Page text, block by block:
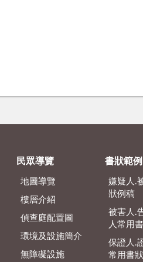
民眾導覽
地圖導覽
樓層介紹
偵查庭配置圖
環境及設施簡介
無障礙設施
書狀範例
嫌疑人.
狀例稿
被害人.
人常用
保證人.
常用書